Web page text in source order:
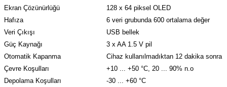
Ekran Çözünürlüğü
128 x 64 piksel OLED
Hafıza
6 veri grubunda 600 ortalama değer
Veri Çıkışı
USB bellek
Güç Kaynağı
3 x AA 1.5 V pil
Otomatik Kapanma
Cihaz kullanılmadıktan 12 dakika sonra
Çevre Koşulları
+10 ... +50 °C, 20 ... 90% n.o
Depolama Koşulları
-30 ... +60 °C